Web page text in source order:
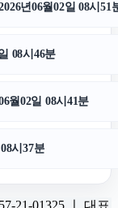
년06월02일 08시51
08시46분
월02일 08시41분
시37분
21-01325 ㅣ 대표